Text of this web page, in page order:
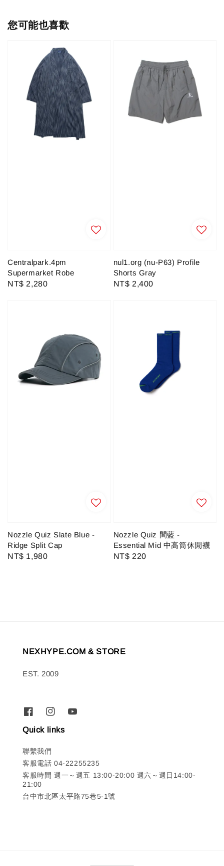
您可能也喜歡
Centralpark.4pm
Supermarket Robe
Regular
NT$ 2,280
nul1.org (nu-P63) Profile
Shorts Gray
Regular
NT$ 2,400
Nozzle Quiz Slate Blue -
Ridge Split Cap
Regular
NT$ 1,980
Nozzle Quiz 間藍 -
Essential Mid 中高筒休閒襪
Regular
NT$ 220
NEXHYPE.COM & STORE
EST. 2009
Quick links
聯繫我們
客服電話 04-22255235
客服時間 週一～週五 13:00-20:00 週六～週日14:00-
21:00
台中市北區太平路75巷5-1號